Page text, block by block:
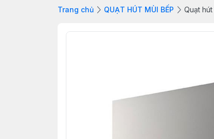
Trang chủ QUẠT HÚT MÙI BẾP Quạt hút